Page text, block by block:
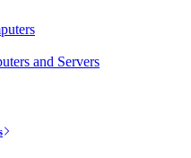
and Servers